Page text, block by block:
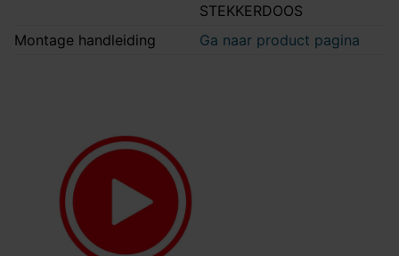
STEKKERDOOS
Montage handleiding
Ga naar product pagina